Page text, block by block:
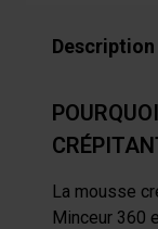
Description
La mousse
Minceur 360